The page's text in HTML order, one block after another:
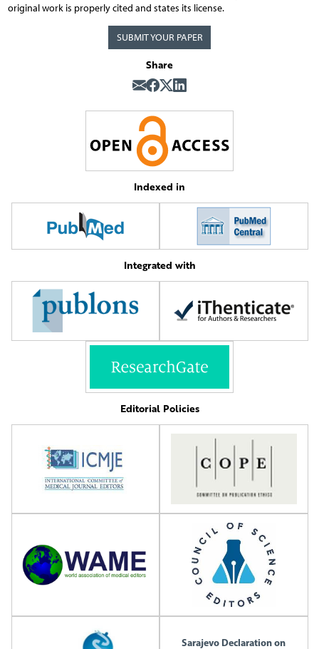
original work is properly cited and states its license.
SUBMIT YOUR PAPER
Share
Indexed in
Integrated with
Editorial Policies
Sarajevo Declaration on